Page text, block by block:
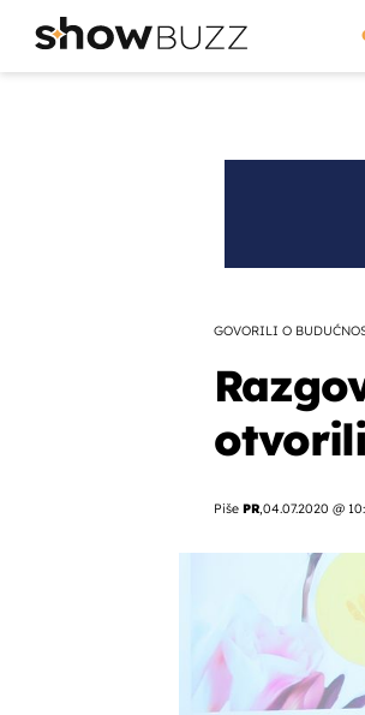
GOVORILI O
Piše PR,04.07.2020 @